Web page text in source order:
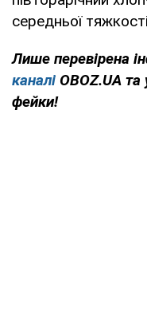
середньої
Лише перевірена
каналі OBOZ.UA та
фейки!